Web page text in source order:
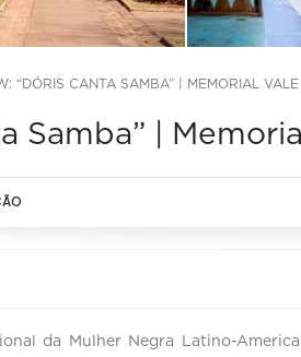
“DÓRIS CANTA SAMBA” | MEMORIAL VALE
Samba” |
da Mulher Negra Latino-